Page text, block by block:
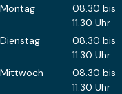
Wochentag
Montag
08.30 bis
11.30 Uhr
Dienstag
08.30 bis
11.30 Uhr
Mittwoch
08.30 bis
11.30 Uhr